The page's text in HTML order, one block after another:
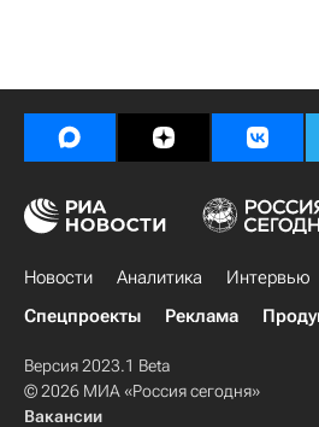
Новости Аналитика Интервью
Спецпроекты
Реклама
Версия 2023.1 Beta
© 2026 МИА «Россия сегодня»
Вакансии